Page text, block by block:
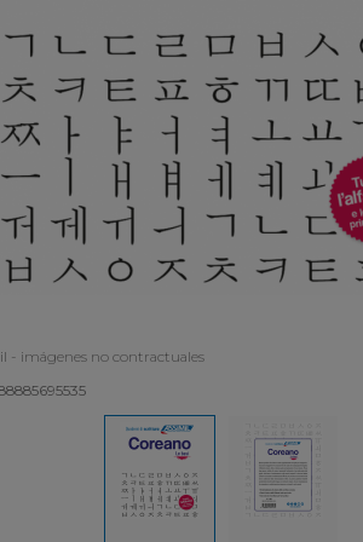
- imágenes no contractuales